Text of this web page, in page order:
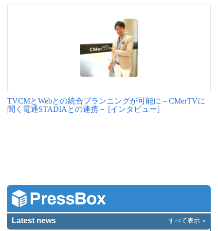
TVCMとWebとの統合プランニングが可能に－CMerTVに
聞く電通STADIAとの連携－ [インタビュー]
Latest news すべて表示